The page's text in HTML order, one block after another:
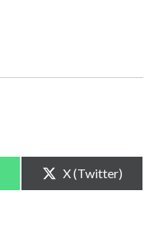
Compartir
X (Twitter)